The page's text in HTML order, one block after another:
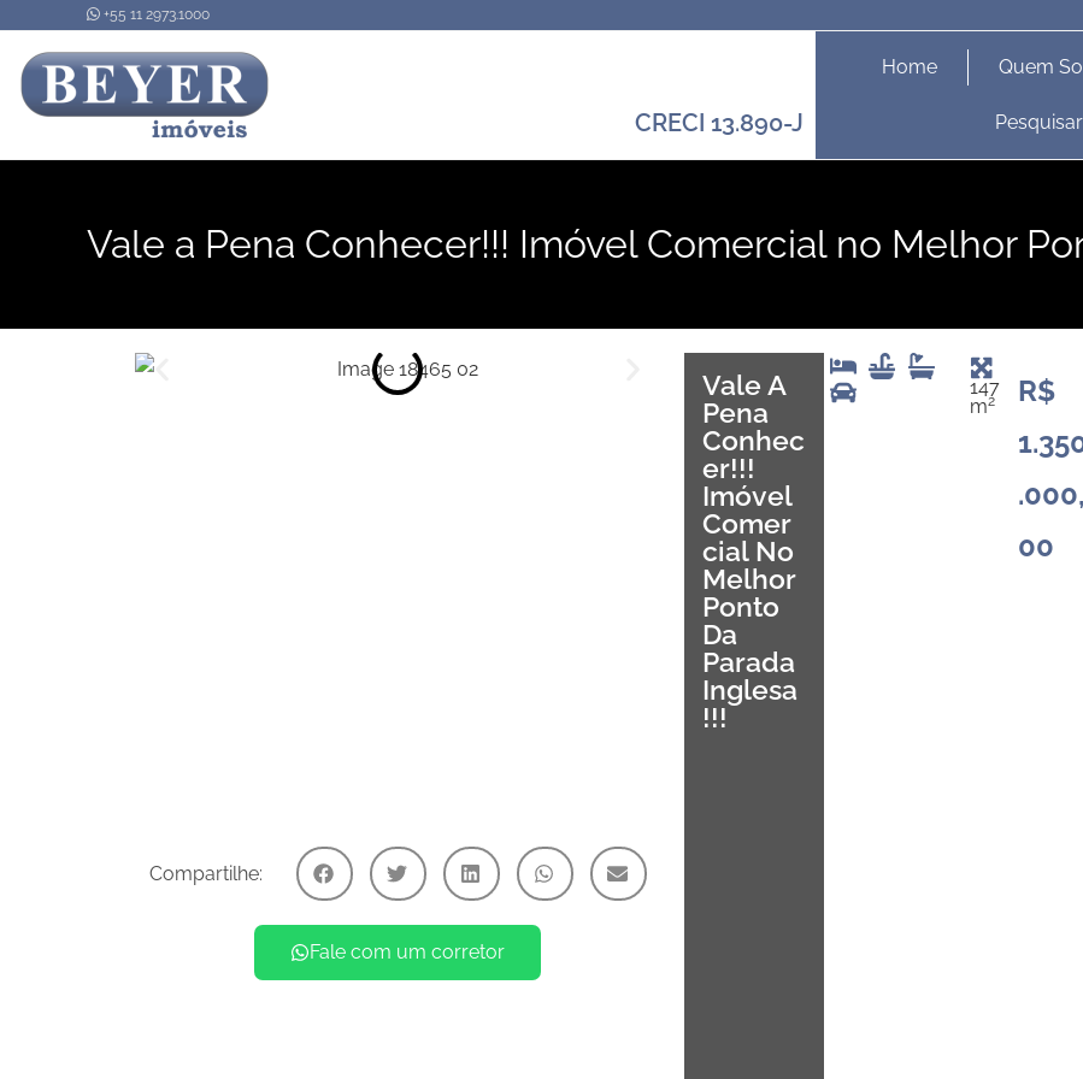
+55 11 2973.1000
CRECI 13.890-J
Home Quem
Vale a Pena Conhecer!!! Imóvel Comercial no Melhor
Compartilhe:
Fale com um corretor
Vale A
Pena
Conhec
Er!!!
Imóvel
Comer
Cial No
Melhor
Ponto
Da
Parada
Inglesa
!!!
147
m2
R$
.000,
00